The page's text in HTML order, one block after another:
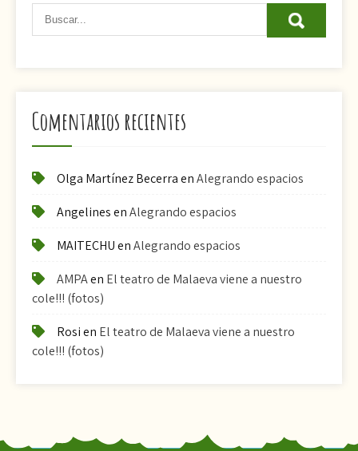
Comentarios recientes
Olga Martínez BecerraenAlegrando espacios
AngelinesenAlegrando espacios
MAITECHUenAlegrando espacios
AMPAen El teatro de Malaeva viene a nuestro
cole!!! (fotos)
Rosien El teatro de Malaeva viene a nuestro
cole!!! (fotos)